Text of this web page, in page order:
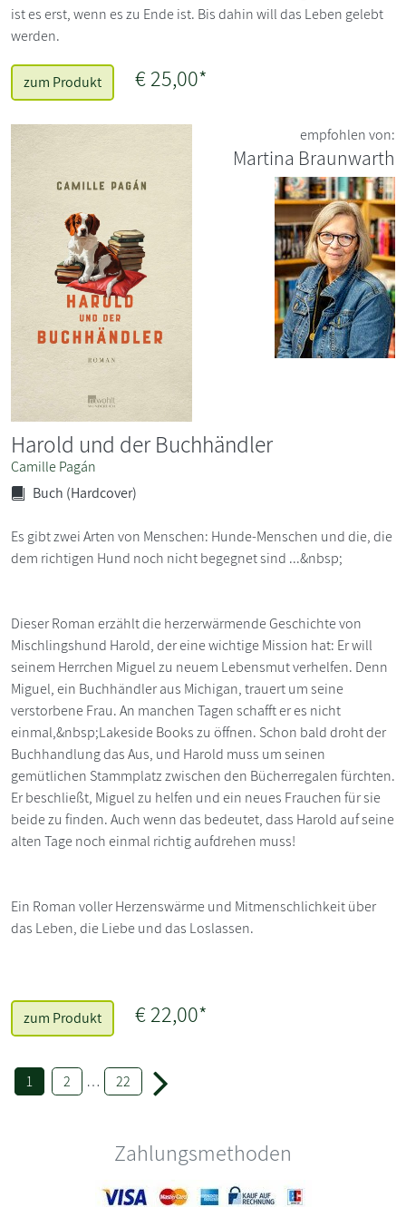
ist es erst, wenn es zu Ende ist. Bis dahin will das Leben gelebt
werden.
zum Produkt € 25,00*
empfohlen von:
Martina Braunwarth
Harold und der Buchhändler
Camille Pagán
Buch (Hardcover)
Es gibt zwei Arten von Menschen: Hunde-Menschen und die, die
dem richtigen Hund noch nicht begegnet sind ...&nbsp;
Dieser Roman erzählt die herzerwärmende Geschichte von
Mischlingshund Harold, der eine wichtige Mission hat: Er will
seinem Herrchen Miguel zu neuem Lebensmut verhelfen. Denn
Miguel, ein Buchhändler aus Michigan, trauert um seine
verstorbene Frau. An manchen Tagen schafft er es nicht
einmal,&nbsp;Lakeside Books zu öffnen. Schon bald droht der
Buchhandlung das Aus, und Harold muss um seinen
gemütlichen Stammplatz zwischen den Bücherregalen fürchten.
Er beschließt, Miguel zu helfen und ein neues Frauchen für sie
beide zu finden. Auch wenn das bedeutet, dass Harold auf seine
alten Tage noch einmal richtig aufdrehen muss!
Ein Roman voller Herzenswärme und Mitmenschlichkeit über
das Leben, die Liebe und das Loslassen.
zum Produkt € 22,00*
1 2 … 22
Zahlungsmethoden